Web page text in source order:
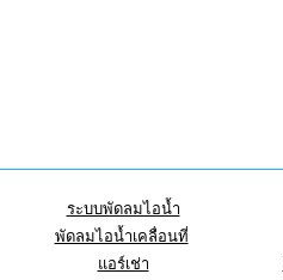
ระบบพัดลมไอน้ำ
พัดลมไอน้ำเคลื่อนที่
แอร์เช่า